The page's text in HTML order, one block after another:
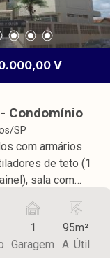
V
Condomínio
SP
com armários
de teto (1
sala com
com armário,
piso revestimento,
garagem para carro
1
Garagem
95m²
A. Útil